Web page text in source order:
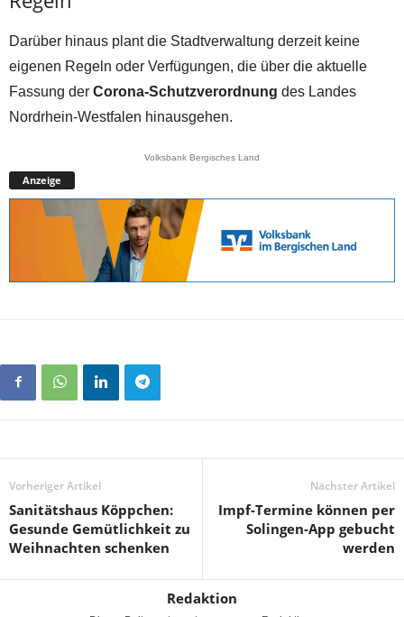
Darüber hinaus plant die Stadtverwaltung derzeit keine
eigenen Regeln oder Verfügungen, die über die aktuelle
Fassung der Corona-Schutzverordnung des Landes
Nordrhein-Westfalen hinausgehen.
Volksbank Bergisches Land
Anzeige
Vorheriger Artikel
Sanitätshaus Köppchen:
Gesunde Gemütlichkeit zu
Weihnachten schenken
Nächster Artikel
Impf-Termine können per
Solingen-App gebucht
werden
Redaktion